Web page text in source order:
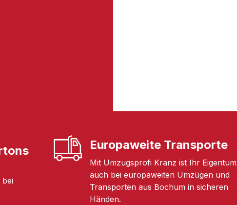
bei
Europaweite Transporte
Mit Umzugsprofi Kranz ist Ihr Eigentum
auch bei europaweiten Umzügen und
Transporten aus Bochum in sicheren
Händen.